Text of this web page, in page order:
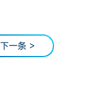
下一条 >